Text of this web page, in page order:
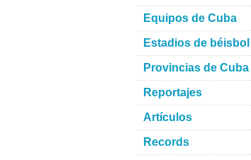
Equipos de Cuba
Estadios de béisbol
Provincias de Cuba
Reportajes
Artículos
Records